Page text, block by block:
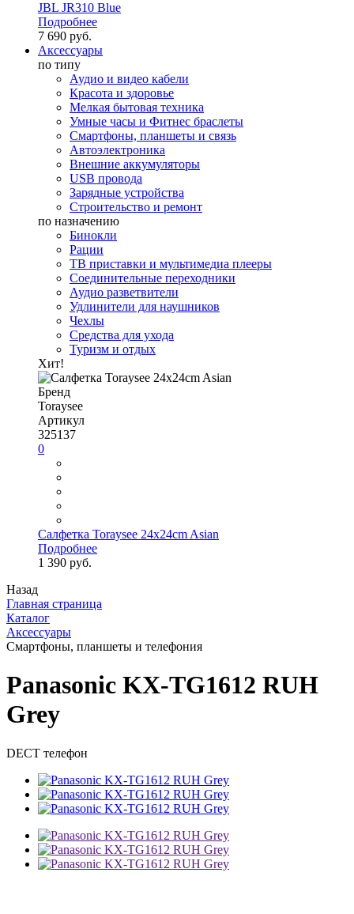
JBL JR310 Blue
Подробнее
7 690 руб.
Аксессуары
по типу
Аудио и видео кабели
Красота и здоровье
Мелкая бытовая техника
Умные часы и Фитнес браслеты
Смартфоны, планшеты и связь
Автоэлектроника
Внешние аккумуляторы
USB провода
Зарядные устройства
Строительство и ремонт
по назначению
Бинокли
Рации
ТВ приставки и мультимедиа плееры
Соединительные переходники
Аудио разветвители
Удлинители для наушников
Чехлы
Средства для ухода
Туризм и отдых
Хит!
Бренд
Toraysee
Артикул
325137
0
Салфетка Toraysee 24x24cm Asian
Подробнее
1 390 руб.
Назад
Главная страница
Каталог
Аксессуары
Смартфоны, планшеты и телефония
Panasonic KX-TG1612 RUH
Grey
DECT телефон